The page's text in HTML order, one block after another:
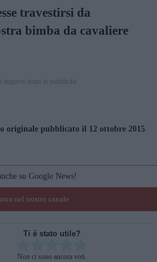
travestirsi da
bimba da cavaliere
originale pubblicato il 12 ottobre 2015
su Google News!
nel nostro canale
Ti è stato utile?
Non ci sono ancora voti.